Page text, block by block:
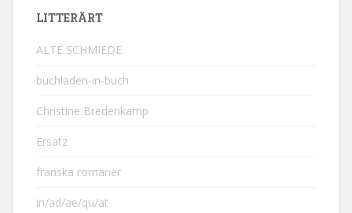
LITTERÄRT
ALTE SCHMIEDE
buchladen-in-buch
Christine Bredenkamp
Ersatz
franska romaner
in/ad/ae/qu/at